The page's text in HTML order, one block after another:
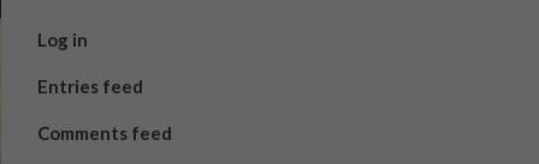
Log in
Entries feed
Comments feed